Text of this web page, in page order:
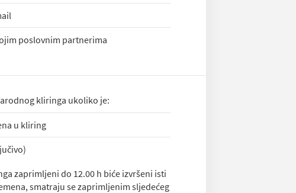
poslovnim partnerima
kliringa ukoliko je:
u kliring
zaprimljeni do 12.00 h biće izvršeni isti
smatraju se zaprimljenim sljedećeg